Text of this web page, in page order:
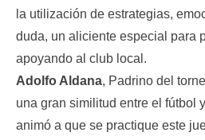
la utilización de estrategias,
duda, un aliciente especial para
apoyando al club local.
Adolfo Aldana, Padrino del
una gran similitud entre el fútbol
animó a que se practique este